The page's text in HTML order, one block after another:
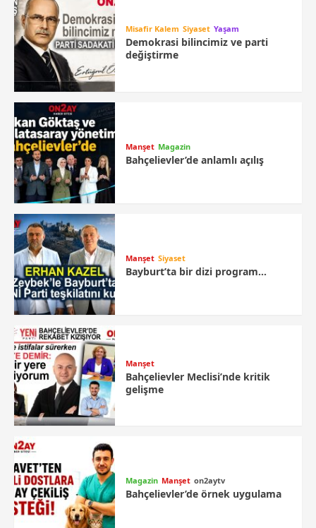
Misafir Kalem Siyaset Yaşam
Demokrasi bilincimiz ve parti
değiştirme
Manşet Magazin
Bahçelievler’de anlamlı açılış
Manşet Siyaset
Bayburt’ta bir dizi program…
Manşet
Bahçelievler Meclisi’nde kritik
gelişme
Magazin Manşet on2aytv
Bahçelievler’de örnek uygulama